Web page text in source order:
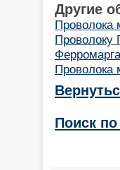
Другие
Проволоку
Проволока
Поиск